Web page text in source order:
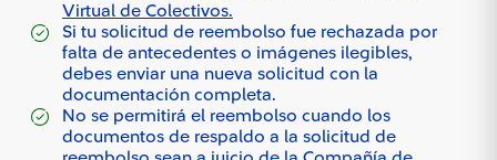
Virtual de Colectivos.
Si tu solicitud de reembolso fue rechazada por
falta de antecedentes o imágenes ilegibles,
debes enviar una nueva solicitud con la
documentación completa.
No se permitirá el reembolso cuando los
documentos de respaldo a la solicitud de